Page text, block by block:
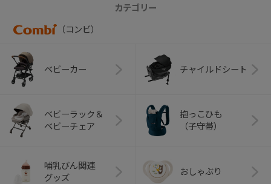
カテゴリー
（コンビ）
ベビーカー チャイルドシート
ベビーラック＆
ベビーチェア
抱っこひも
（子守帯）
哺乳びん関連
グッズ
おしゃぶり